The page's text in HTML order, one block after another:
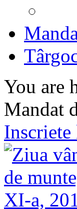
You are
Mandat
Inscriete